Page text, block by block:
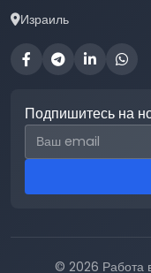
Израиль
Подпишитесь на
Email для подписки
© 2026 Работа